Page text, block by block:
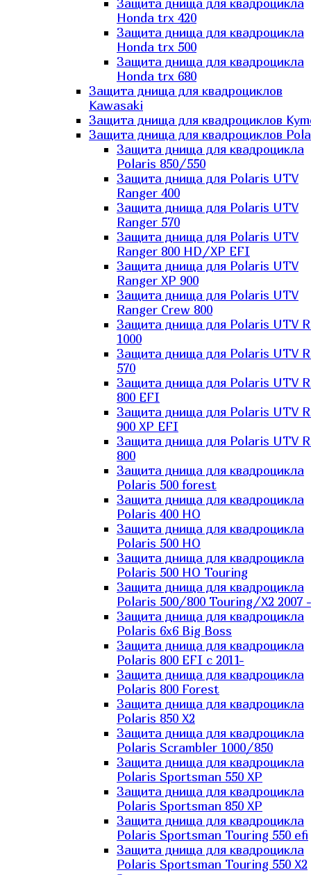
Защита днища для квадроцикла
Honda trx 420
Защита днища для квадроцикла
Honda trx 500
Защита днища для квадроцикла
Honda trx 680
Защита днища для квадроциклов
Kawasaki
Защита днища для квадроциклов
Защита днища для квадроциклов
Защита днища для квадроцикла
Polaris 850/550
Защита днища для Polaris UTV
Ranger 400
Защита днища для Polaris UTV
Ranger 570
Защита днища для Polaris UTV
Ranger 800 HD/XP EFI
Защита днища для Polaris UTV
Ranger XP 900
Защита днища для Polaris UTV
Ranger Сrew 800
Защита днища для Polaris UTV
1000
Защита днища для Polaris UTV
570
Защита днища для Polaris UTV
800 EFI
Защита днища для Polaris UTV
900 XP EFI
Защита днища для Polaris UTV
800
Защита днища для квадроцикла
Polaris 500 forest
Защита днища для квадроцикла
Polaris 400 HO
Защита днища для квадроцикла
Polaris 500 HO
Защита днища для квадроцикла
Polaris 500 HO Touring
Защита днища для квадроцикла
Polaris 500/800 Touring/X2 2007 -
Защита днища для квадроцикла
Polaris 6х6 Big Boss
Защита днища для квадроцикла
Polaris 800 EFI с 2011-
Защита днища для квадроцикла
Polaris 800 Forest
Защита днища для квадроцикла
Polaris 850 X2
Защита днища для квадроцикла
Polaris Scrambler 1000/850
Защита днища для квадроцикла
Polaris Sportsman 550 XP
Защита днища для квадроцикла
Polaris Sportsman 850 XP
Защита днища для квадроцикла
Polaris Sportsman Touring 550 efi
Защита днища для квадроцикла
Polaris Sportsman Touring 550 X2